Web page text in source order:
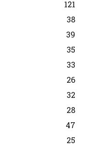
121
38
39
35
33
26
32
28
47
25